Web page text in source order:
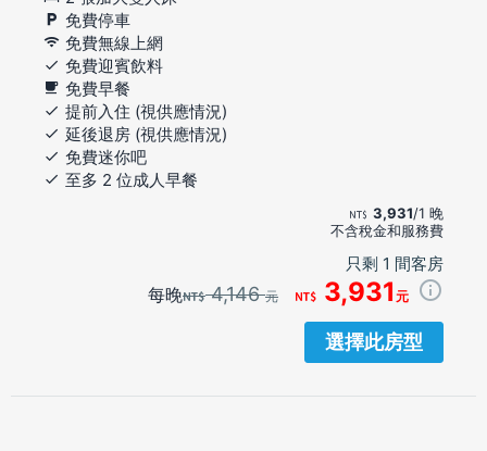
免費停車
免費無線上網
免費迎賓飲料
免費早餐
提前入住 (視供應情況)
延後退房 (視供應情況)
免費迷你吧
至多 2 位成人早餐
3,931/1 晚
不含稅金和服務費
只剩 1 間客房
每晚 4,146元 3,931 元
選擇此房型